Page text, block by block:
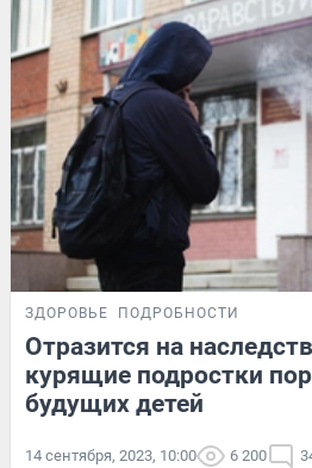
ЗДОРОВЬЕ ПОДРОБНОСТИ
Отразится на
курящие подростки
будущих детей
14 сентября, 2023, 10:00 6 200